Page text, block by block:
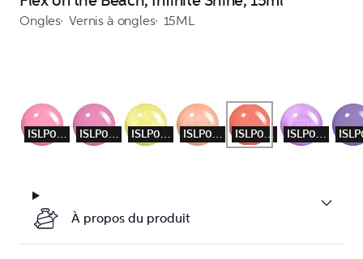
Ongles Vernis à ongles 15ML
ISLP001 ISLP002 ISLP003 ISLP004 ISLP005 ISLP006
À propos du produit